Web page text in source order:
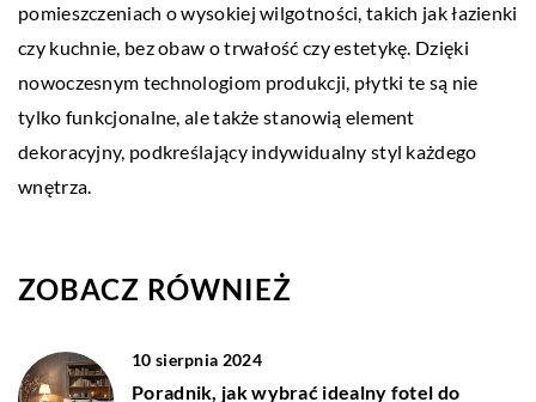
pomieszczeniach o wysokiej wilgotności, takich jak łazienki
czy kuchnie, bez obaw o trwałość czy estetykę. Dzięki
nowoczesnym technologiom produkcji, płytki te są nie
tylko funkcjonalne, ale także stanowią element
dekoracyjny, podkreślający indywidualny styl każdego
wnętrza.
ZOBACZ RÓWNIEŻ
10 sierpnia 2024
Poradnik, jak wybrać idealny fotel do